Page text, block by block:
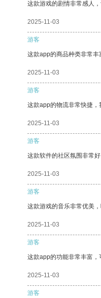
这款游戏的剧情非常感人，
2025-11-03
游客
这款app的商品种类非常丰
2025-11-03
游客
这款app的物流非常快捷，
2025-11-03
游客
这款软件的社区氛围非常
2025-11-03
游客
这款游戏的音乐非常优美，
2025-11-03
游客
这款app的功能非常丰富，
2025-11-03
游客